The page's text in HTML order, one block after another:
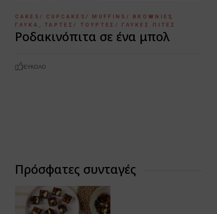
CAKES/ CUPCAKES/ MUFFINS/ BROWNIES
ΓΛΥΚΆ
ΤΆΡΤΕΣ/ ΤΟΎΡΤΕΣ/ ΓΛΥΚΈΣ ΠΊΤΕΣ
Ροδακινόπιτα σε ένα μπολ
ΕΎΚΟΛΟ
Πρόσφατες συνταγές